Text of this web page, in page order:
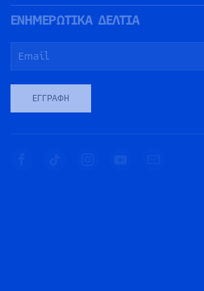
ΕΝΗΜΕΡΩΤΙΚΑ ΔΕΛΤΙΑ
ΕΓΓΡΑΦΉ